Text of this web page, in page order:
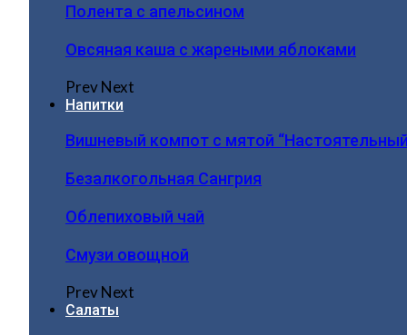
Полента с апельсином
Овсяная каша с жареными яблоками
PrevNext
Напитки
Вишневый компот с мятой
Безалкогольная Сангрия
Облепиховый чай
Смузи овощной
PrevNext
Салаты